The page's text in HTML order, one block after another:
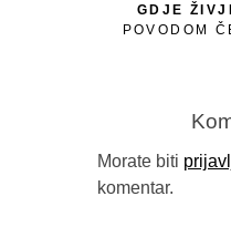
GDJE
POVODOM
Morate biti
komentar.